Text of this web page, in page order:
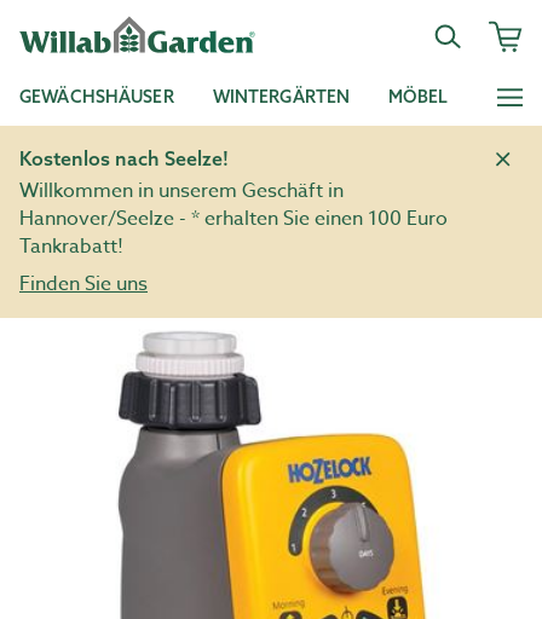
GEWÄCHSHÄUSER WINTERGÄRTEN MÖBEL
Kostenlos nach Seelze!
Willkommen in unserem Geschäft in
Hannover/Seelze - * erhalten Sie einen 100 Euro
Tankrabatt!
Finden Sie uns